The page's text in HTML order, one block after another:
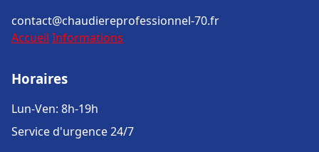
contact@chaudiereprofessionnel-70.fr
Accueil Informations
Horaires
Lun-Ven: 8h-19h
Service d'urgence 24/7